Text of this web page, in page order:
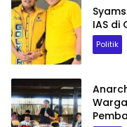
IAS di
Politik